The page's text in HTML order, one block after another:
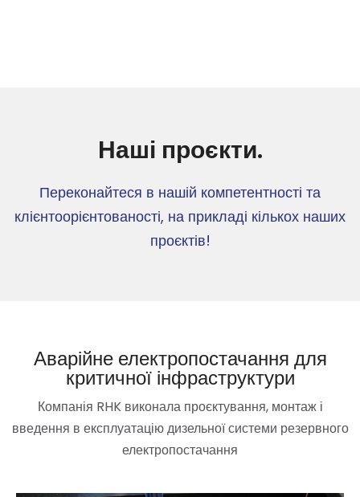
Наші проєкти.
Переконайтеся в нашій компетентності та
клієнтоорієнтованості, на прикладі кількох наших
проєктів!
Аварійне електропостачання для
критичної інфраструктури
Компанія RHK виконала проєктування, монтаж і
введення в експлуатацію дизельної системи резервного
електропостачання